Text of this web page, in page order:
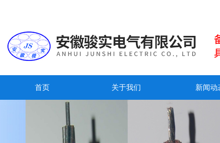
首页 关于我们 新闻动